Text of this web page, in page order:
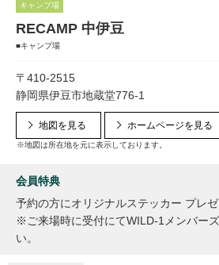
キャンプ場
RECAMP 中伊豆
■キャンプ場
〒410-2515
静岡県伊豆市地蔵堂776-1
地図を見る
※地図は所在地を元に表示しております。
ホームページを見る
会員特典
予約の方にオリジナルステッカー プレゼ
※ご来場時に受付にてWILD-1メンバー
い。